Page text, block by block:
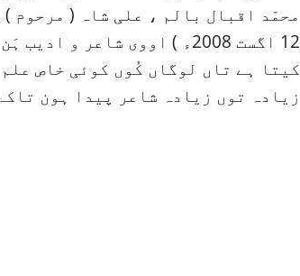
12 اگست 2008ء ) اووی شاعر
کیتا ہے تاں لوگاں کُوں کوئی خاص
زیادہ توں زیادہ شاعر پیدا ہون